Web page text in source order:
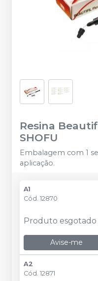
Resina
SHOFU
Embalagem com 1
aplicação.
A1
Cód. 12870
Produto esgotado
Avise-me
A2
Cód. 12871